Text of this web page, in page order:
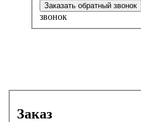
звонок
Заказ